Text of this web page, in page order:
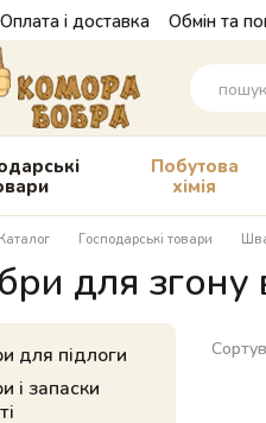
контенту
Оплата і доставка Обмін та
Побутова
хімія
Каталог Господарські товари
для згону
для підлоги
і запаски